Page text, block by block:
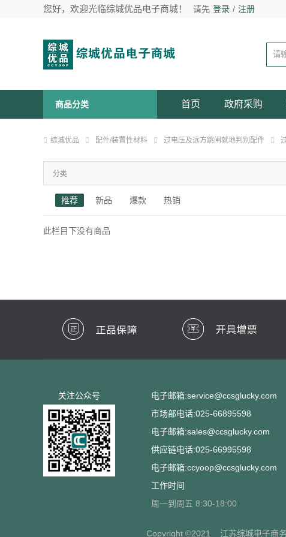
您好，欢迎光临综城优品电子商城！ 请先 登录 / 注册
商品分类 首页 政府采购
综城优品 配件/装置性材料 过电压及远方跳闸就地判别配件
分类
推荐 新品 爆款 热销
此栏目下没有商品
关注公众号
电子邮箱:service@ccsglucky.com
市场部电话:025-66895598
电子邮箱:sales@ccsglucky.com
供应链电话:025-66995598
电子邮箱:ccyoop@ccsglucky.com
工作时间
周一到周五 8:30-18:00
Copyright ©2021 江苏综城电子商